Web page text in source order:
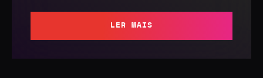
LER MAIS